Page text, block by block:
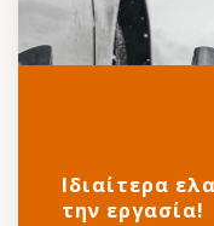
Ιδιαίτερα
την εργασία!